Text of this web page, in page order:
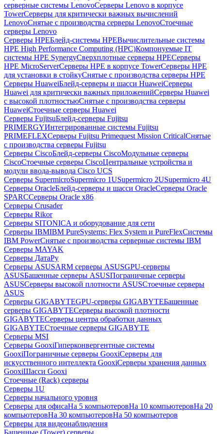
серверные системы LenovoСерверы Lenovo в корпусе
TowerСерверы для критически важных вычислений
LenovoСнятые с производства серверы LenovoСтоечные
серверы Lenovo
Серверы HPEБлейд-системы HPEВычислительные системы
HPE High Performance Computing (HPC)Компонуемые IT
системы HPE SynergyСверхплотные серверы HPEСерверы
HPE MicroServerСерверы HPE в корпусе TowerСерверы HPE
для установки в стойкуСнятые с производства серверы HPE
Серверы HuaweiБлейд-серверы и шасси HuaweiСерверы
Huawei для критически важных приложенийСерверы Huawei
с высокой плотностьюСнятые с производства серверы
HuaweiСтоечные серверы Huawei
Серверы FujitsuБлейд-серверы Fujitsu
PRIMERGYИнтегрированные системы Fujitsu
PRIMEFLEXСерверы Fujitsu Primequest Mission CriticalСнятые
с производства серверы Fujitsu
Серверы CiscoБлейд-серверы CiscoМодульные серверы
CiscoСтоечные серверы CiscoЦентральные устройства и
модули ввода-вывода Cisco UCS
Серверы SupermicroSupermicro 1USupermicro 2USupermicro 4U
Серверы OracleБлейд-серверы и шасси OracleСерверы Oracle
SPARCСерверы Oracle x86
Серверы Crusader
Серверы Rikor
Серверы SITONICA и оборудование для сети
Серверы IBMIBM PureSystems: Flex System и PureFlexСистемы
IBM PowerСнятые с производства серверные системы IBM
Серверы MAYAK
Серверы ДатаРу
Серверы ASUSARM серверы ASUSGPU-серверы
ASUSБашенные серверы ASUSПограничные серверы
ASUSСерверы высокой плотности ASUSСтоечные серверы
ASUS
Серверы GIGABYTEGPU-серверы GIGABYTEБашенные
серверы GIGABYTEСерверы высокой плотности
GIGABYTEСерверы центра обработки данных
GIGABYTEСтоечные серверы GIGABYTE
Серверы MSI
Серверы GooxiГиперконвергентные системы
GooxiПограничные серверы GooxiСерверы для
искусственного интеллекта GooxiСерверы хранения данных
GooxiШасси Gooxi
Стоечные (Rack) серверы
Серверы 1U
Серверы начального уровня
Серверы для офисаНа 5 компьютеровНа 10 компьютеровНа 20
компьютеровНа 30 компьютеровНа 50 компьютеров
Серверы для видеонаблюдения
Башенные (Tower) серверы